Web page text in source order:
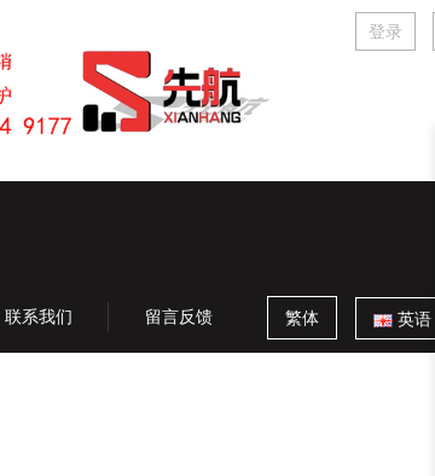
登录
134
联系我们 留言反馈 繁体 英语